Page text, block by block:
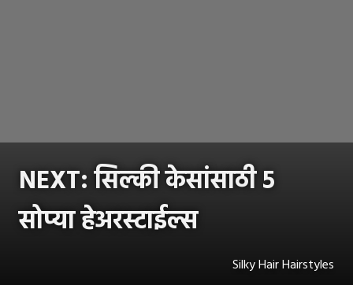
NEXT: सिल्की केसांसाठी ५
सोप्या हेअरस्टाईल्स
Silky Hair Hairstyles